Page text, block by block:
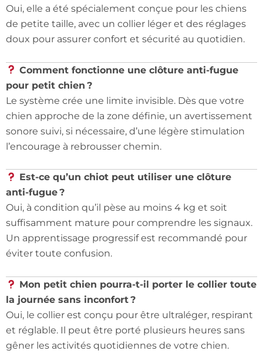
Oui, elle a été spécialement conçue pour les chiens
de petite taille, avec un collier léger et des réglages
doux pour assurer confort et sécurité au quotidien.
Comment fonctionne une clôture anti-fugue
pour petit chien ?
Le système crée une limite invisible. Dès que votre
chien approche de la zone définie, un avertissement
sonore suivi, si nécessaire, d’une légère stimulation
l’encourage à rebrousser chemin.
Est-ce qu’un chiot peut utiliser une clôture
anti-fugue ?
Oui, à condition qu’il pèse au moins 4 kg et soit
suffisamment mature pour comprendre les signaux.
Un apprentissage progressif est recommandé pour
éviter toute confusion.
Mon petit chien pourra-t-il porter le collier toute
la journée sans inconfort ?
Oui, le collier est conçu pour être ultraléger, respirant
et réglable. Il peut être porté plusieurs heures sans
gêner les activités quotidiennes de votre chien.